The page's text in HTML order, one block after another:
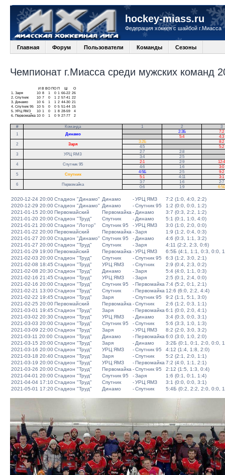
hockey-miass.ru
Федерация хоккея с шайбой г.Миасса
Главная Форум Пользователи Команды Сезоны
Чемпионат г.Миасса среди мужских команд
И В ВО ПО П
О
1.
Заря 10 8 1 0 1 66-22 26
2. Спутник 10 7 0 1 2 57-41
22
3.
Динамо 10 6 1 1 2 44-30 21
4. Спутник 95 10 5 0 0 5 51-44 15
5. УРЦ ЯМЗ 10 1 0 1 8 28-59
4
6.
Первомайка 10 0 1 0 9 27-77 2
# Команда 1 2
3
1
Динамо
2:3Б
7:2
5:4
4:3
2
Заря
3:2Б
8:2
4:5
5:2
3
УРЦ ЯМЗ
2:7 2:8
3:4
2:5
4
Спутник 95
2:1 2:9
12:4
4:6
1:6
3:0
5
Спутник
4:5Б 2:5
9:2
5:1
4:11
3:1
6
Первомайка
3:7 1:6
2:7
0:6
1:9 6:5Б
2020-12-24 20:00Стадион "Динамо" Динамо -УРЦ ЯМЗ
7:2 (1:0, 4:0, 2:2)
2020-12-29 20:00Стадион "Динамо" Динамо -Спутник 95
1:2 (0:0, 0:0, 1:2)
2021-01-15 20:00Первомайский Первомайка - Динамо
3:7 (0:3, 2:2, 1:2)
2021-01-20 20:00Стадион "Труд" Спутник - Динамо
5:1 (0:1, 1:0, 4:0)
2021-01-21 20:00Стадион "Лотор" Спутник 95 -УРЦ ЯМЗ
3:0 (1:0, 2:0, 0:0)
2021-01-22 20:00Первомайский Первомайка -Заря
1:9 (1:2, 0:4, 0:3)
2021-01-27 20:00Стадион "Динамо" Спутник 95 - Динамо
4:6 (0:3, 1:1, 3:2)
2021-01-27 20:00Стадион "Труд" Спутник -Заря
4:11 (2:2, 2:3, 0:6)
2021-01-29 19:00Первомайский Первомайка -УРЦ ЯМЗ
6:5Б (4:1, 1:1, 0:3, 0:0,
2021-02-03 20:00Стадион "Труд" Спутник -Спутник 95
6:3 (1:2, 3:0, 2:1)
2021-02-08 18:45 Стадион "Труд" УРЦ ЯМЗ -Спутник
2:9 (0:4, 2:3, 0:2)
2021-02-08 20:30Стадион "Труд" Динамо -Заря
5:4 (4:0, 1:1, 0:3)
2021-02-16 21:45 Стадион "Труд" УРЦ ЯМЗ -Заря
2:5 (0:1, 2:4, 0:0)
2021-02-16 20:00Стадион "Труд" Спутник 95 -Первомайка 7:4 (5:2, 0:1, 2:1)
2021-02-21 13:00Стадион "Труд" Спутник -Первомайка 12:6 (6:0, 2:2, 4:4)
2021-02-22 19:45 Стадион "Труд" Заря -Спутник 95
9:2 (1:1, 5:1, 3:0)
2021-02-25 20:00Первомайский Первомайка -Спутник
2:6 (1:2, 0:3, 1:1)
2021-03-01 19:45 Стадион "Труд" Заря -Первомайка 6:1 (0:0, 2:0, 4:1)
2021-03-02 20:30Стадион "Труд" УРЦ ЯМЗ - Динамо
3:4 (0:3, 0:0, 3:1)
2021-03-03 20:00Стадион "Труд" Спутник 95 -Спутник
5:6 (3:3, 1:0, 1:3)
2021-03-09 22:00Стадион "Труд" Заря -УРЦ ЯМЗ
8:2 (2:0, 3:0, 3:2)
2021-03-11 20:00 Стадион "Труд" Динамо -Первомайка 6:0 (3:0, 1:0, 2:0)
2021-03-15 20:00Стадион "Труд" Заря - Динамо
3:2Б (0:1, 0:1, 2:0, 0:0,
2021-03-16 20:00Стадион "Труд" УРЦ ЯМЗ -Спутник 95
4:12 (1:4, 1:8, 2:0)
2021-03-18 20:40Стадион "Труд" Заря -Спутник
5:2 (2:1, 2:0, 1:1)
2021-03-19 20:00Стадион "Труд" УРЦ ЯМЗ -Первомайка 7:2 (4:0, 1:1, 2:1)
2021-03-26 20:00Стадион "Труд" Первомайка -Спутник 95
2:12 (1:5, 1:3, 0:4)
2021-04-01 20:00Стадион "Труд" Спутник 95 -Заря
1:6 (0:1, 0:1, 1:4)
2021-04-04 17:10Стадион "Труд" Спутник -УРЦ ЯМЗ
3:1 (0:0, 0:0, 3:1)
2021-05-01 17:20Стадион "Труд" Динамо -Спутник 5:4Б (0:2, 2:2, 2:0, 0:0,